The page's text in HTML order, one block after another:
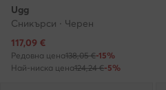
Ugg
Сникърси · Черен
Актуална цена
117,09 €
Редовна цена138,05 €-15%
Най-ниска цена124,24 €-5%